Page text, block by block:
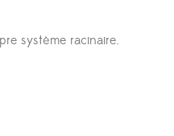
système racinaire.